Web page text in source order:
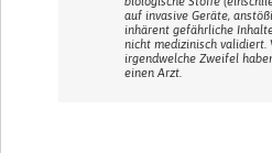
auf invasive Geräte,
inhärent gefährliche
nicht medizinisch validiert.
irgendwelche Zweifel
einen Arzt.